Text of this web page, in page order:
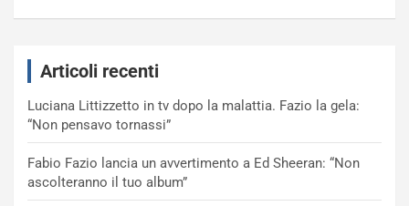
Articoli recenti
Luciana Littizzetto in tv dopo la malattia. Fazio la gela:
“Non pensavo tornassi”
Fabio Fazio lancia un avvertimento a Ed Sheeran: “Non
ascolteranno il tuo album”